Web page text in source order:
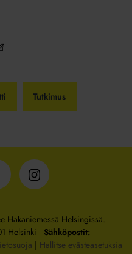
Tutkimus
Isännöintiliitto
Hakaniemessä Helsingissä.
Helsinki Sähköpostit:
| Hallitse evästeasetuksia